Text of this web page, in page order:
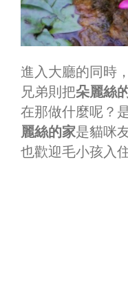
進入大廳的同時
兄弟則把朵麗絲
在那做什麼呢？
麗絲的家是貓咪
也歡迎毛小孩入住